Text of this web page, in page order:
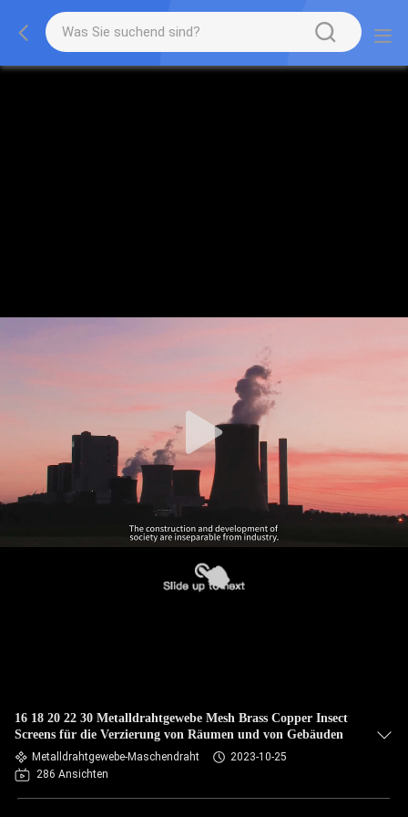
16 18 20 22 30 Metalldrahtgewebe Mesh Brass Copper Insect
Screens für die Verzierung von Räumen und von Gebäuden
Metalldrahtgewebe-Maschendraht
2023-10-25
286 Ansichten